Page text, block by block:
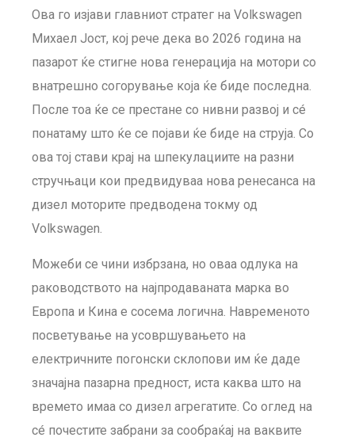
Ова го изјави главниот стратег на Volkswagen
Михаел Јост, кој рече дека во 2026 година на
пазарот ќе стигне нова генерација на мотори со
внатрешно согорување која ќе биде последна.
После тоа ќе се престане со нивни развој и сé
понатаму што ќе се појави ќе биде на струја. Со
ова тој стави крај на шпекулациите на разни
стручњаци кои предвидуваа нова ренесанса на
дизел моторите предводена токму од
Volkswagen.
Можеби се чини избрзана, но оваа одлука на
раководството на најпродаваната марка во
Европа и Кина е сосема логична. Навременото
посветување на усовршувањето на
електричните погонски склопови им ќе даде
значајна пазарна предност, иста каква што на
времето имаа со дизел агрегатите. Со оглед на
сé почестите забрани за сообраќај на ваквите